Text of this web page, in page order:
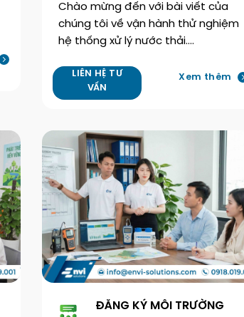
Chào mừng đến với bài viết của
chúng tôi về vận hành thử nghiệm
hệ thống xử lý nước thải.…
LIÊN HỆ TƯ
VẤN
Xem thêm
ĐĂNG KÝ MÔI TRƯỜNG